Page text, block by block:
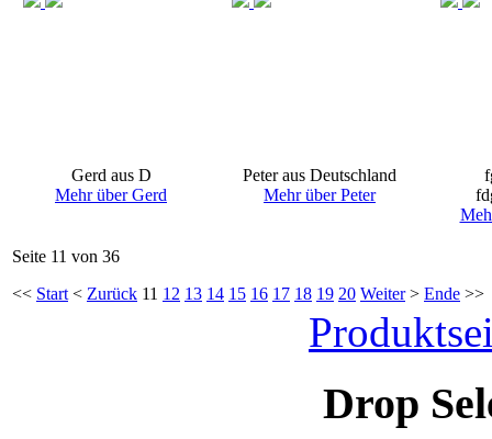
Gerd aus D
Mehr über Gerd
Peter aus Deutschland
Mehr über Peter
Seite 11 von 36
<< Start < Zurück 11 12 13 14 15 16 17 18 19 20 Weiter> Ende >>
Drop